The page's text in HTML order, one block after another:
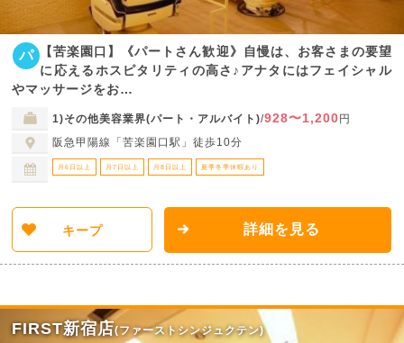
パ
【苦楽園口】《パートさん歓迎》自慢は、お客さまの要望
に応えるホスピタリティの高さ♪アナタにはフェイシャル
やマッサージをお…
1)その他美容業界(パート・アルバイト)/928〜1,200 円
阪急甲陽線「苦楽園口駅」徒歩10分
月6日以上 月7日以上 月8日以上 夏季冬季休暇あり
キープ 詳細を見る
FIRST新宿店(ファーストシンジュクテン)